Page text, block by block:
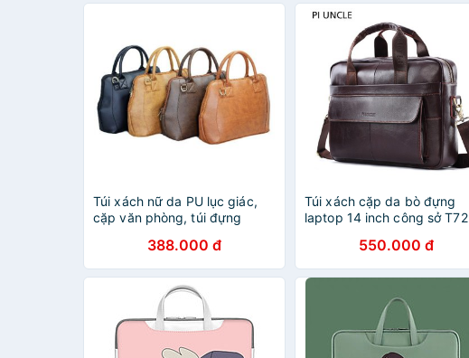
Túi xách nữ da PU lục giác,
cặp văn phòng, túi đựng
388.000 đ
Túi xách cặp da bò đựng
laptop 14 inch công sở T72
550.000 đ